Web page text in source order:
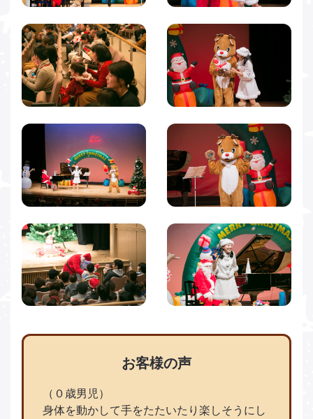
お客様の声
（０歳男児）
身体を動かして手をたたいたり楽しそうにし